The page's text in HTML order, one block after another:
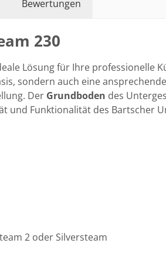
Bewertungen
230
Lösung für Ihre professionelle
sondern auch eine
Der Grundboden des
und Funktionalität des Bartscher
2 oder Silversteam